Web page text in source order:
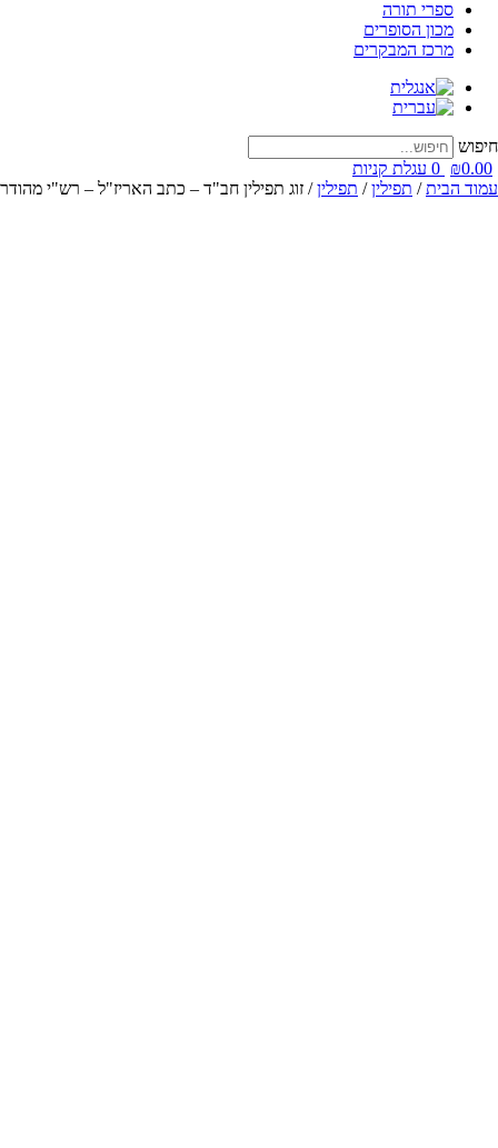
ספרי תורה
מכון הסופרים
מרכז המבקרים
חיפוש
₪0.00
0 עגלת קניות
עמוד הבית/ תפילין/ תפילין/ זוג תפילין חב"ד – כתב האריז"ל – רש"י מהודר